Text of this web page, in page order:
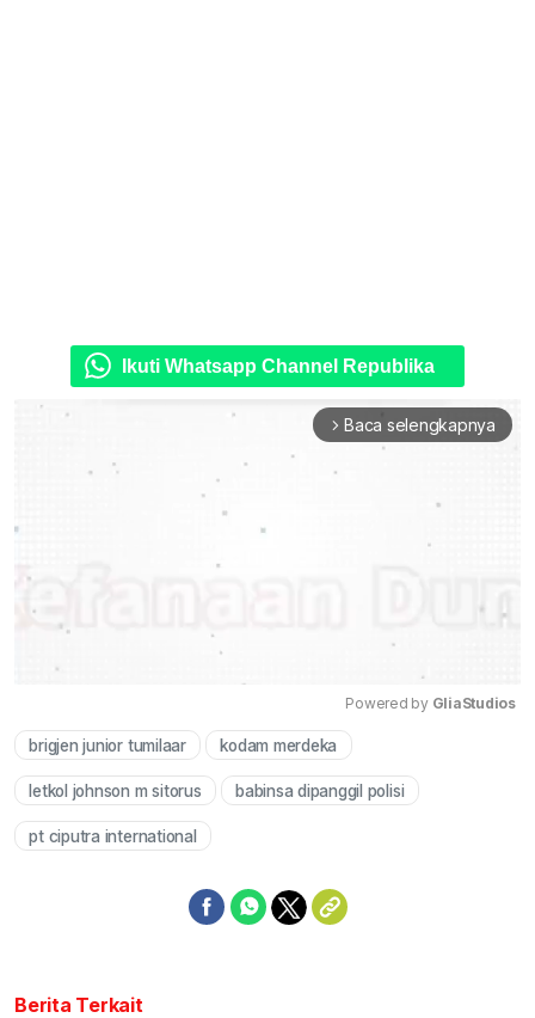
Ikuti Whatsapp Channel Republika
arrow_forward_ios Baca selengkapnya
Powered by GliaStudios
brigjen junior tumilaar kodam merdeka
letkol johnson m sitorus babinsa dipanggil polisi
pt ciputra international
Berita Terkait